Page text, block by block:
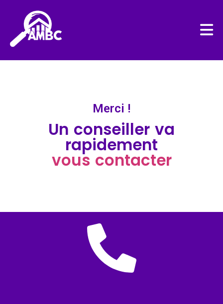
Merci !
Un conseiller va
rapidement
vous contacter